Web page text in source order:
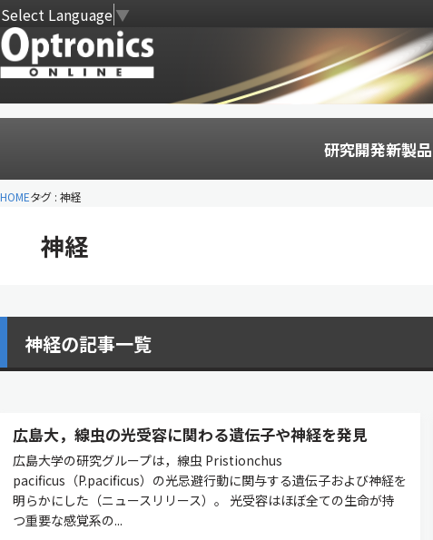
Select Language▼
研究開発新製品
HOMEタグ : 神経
神経
神経の記事一覧
広島大，線虫の光受容に関わる遺伝子や神経を発見
広島大学の研究グループは，線虫 Pristionchus
pacificus（P.pacificus）の光忌避行動に関与する遺伝子および神経を
明らかにした（ニュースリリース）。 光受容はほぼ全ての生命が持
つ重要な感覚系の...